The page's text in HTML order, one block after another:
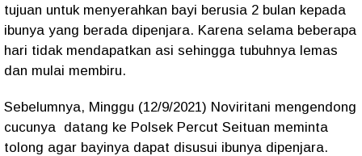
tujuan untuk menyerahkan bayi berusia 2 bulan kepada
ibunya yang berada dipenjara. Karena selama beberapa
hari tidak mendapatkan asi sehingga tubuhnya lemas
dan mulai membiru.
Sebelumnya, Minggu (12/9/2021) Noviritani mengendong
cucunya datang ke Polsek Percut Seituan meminta
tolong agar bayinya dapat disusui ibunya dipenjara.